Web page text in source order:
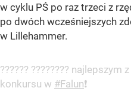
w cyklu PŚ po raz trzeci z
po dwóch wcześniejszych
w Lillehammer.
?????? ????????
konkursu w #Falun❗